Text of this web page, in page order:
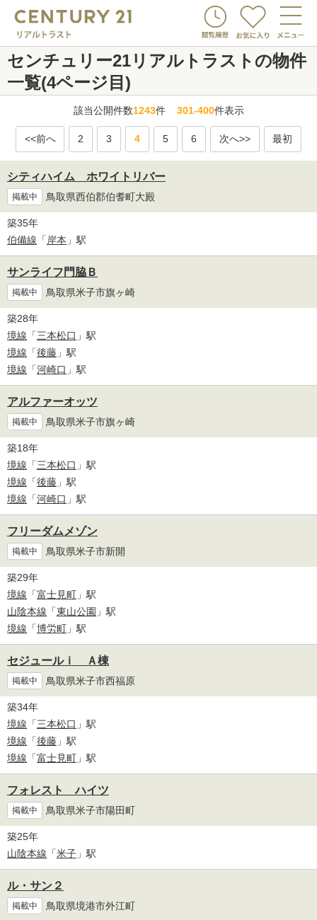
センチュリー21リアルトラストの物件
一覧(4ページ目)
該当公開件数1243件301-400件表示
<<前へ 2 3 4 5 6 次へ>> 最初
シティハイム ホワイトリバー
掲載中 鳥取県西伯郡伯耆町大殿
築35年
伯備線 「岸本 」駅
サンライフ門脇Ｂ
掲載中 鳥取県米子市旗ヶ崎
築28年
境線 「三本松口 」駅
境線 「後藤 」駅
境線 「河崎口 」駅
アルファーオッツ
掲載中 鳥取県米子市旗ヶ崎
築18年
境線 「三本松口 」駅
境線 「後藤 」駅
境線 「河崎口 」駅
フリーダムメゾン
掲載中 鳥取県米子市新開
築29年
境線 「富士見町 」駅
山陰本線 「東山公園 」駅
境線 「博労町 」駅
セジュールｉ Ａ棟
掲載中 鳥取県米子市西福原
築34年
境線 「三本松口 」駅
境線 「後藤 」駅
境線 「富士見町 」駅
フォレスト ハイツ
掲載中 鳥取県米子市陽田町
築25年
山陰本線 「米子 」駅
ル・サン２
掲載中 鳥取県境港市外江町